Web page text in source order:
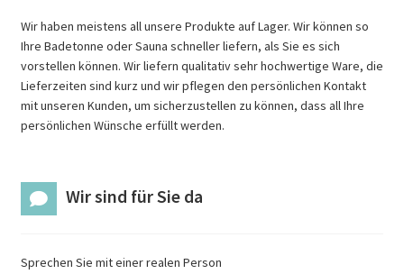
Wir haben meistens all unsere Produkte auf Lager. Wir können so
Ihre Badetonne oder Sauna schneller liefern, als Sie es sich
vorstellen können. Wir liefern qualitativ sehr hochwertige Ware, die
Lieferzeiten sind kurz und wir pflegen den persönlichen Kontakt
mit unseren Kunden, um sicherzustellen zu können, dass all Ihre
persönlichen Wünsche erfüllt werden.
Wir sind für Sie da
Sprechen Sie mit einer realen Person